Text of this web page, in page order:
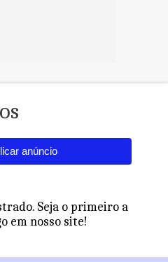
anúncio
Seja o primeiro a
em nosso site!